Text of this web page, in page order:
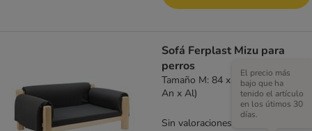
Sofá Ferplast Mizu para
perros
Tamaño M: 84 x 52 x 34 cm (L x
An x Al)
El precio más
bajo que ha
tenido el artículo
en los útimos 30
días.
Sin valoraciones